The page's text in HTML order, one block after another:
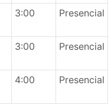
3:00 Presencial
3:00 Presencial
4:00 Presencial